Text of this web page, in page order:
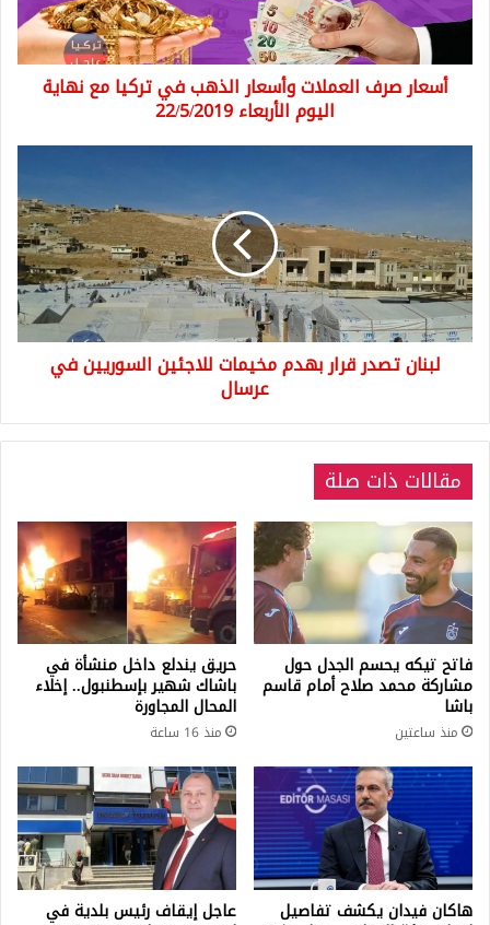
تركيا
نهاية
اليومأسعار صرف العملات وأسعار الذهب في تركيا مع نهاية
اليوم الأربعاء 22/5/2019
مخيمات
للاجئين
السوريين
في
عرسال
لبنان تصدر قرار بهدم مخيمات للاجئين السوريين في
عرسال
مقالات ذات صلة
فاتح تيكه يحسم الجدل حول
مشاركة محمد صلاح أمام قاسم
باشا
منذ ساعتين
حريق يندلع داخل منشأة في
باشاك شهير بإسطنبول.. إخلاء
المحال المجاورة
منذ 16 ساعة
هاكان فيدان يكشف تفاصيل عاجل إيقاف رئيس بلدية في